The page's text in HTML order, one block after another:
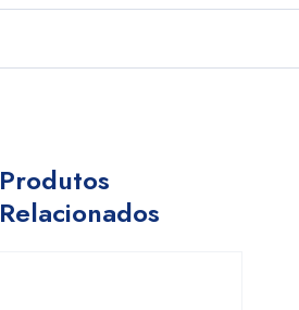
Produtos
Relacionados